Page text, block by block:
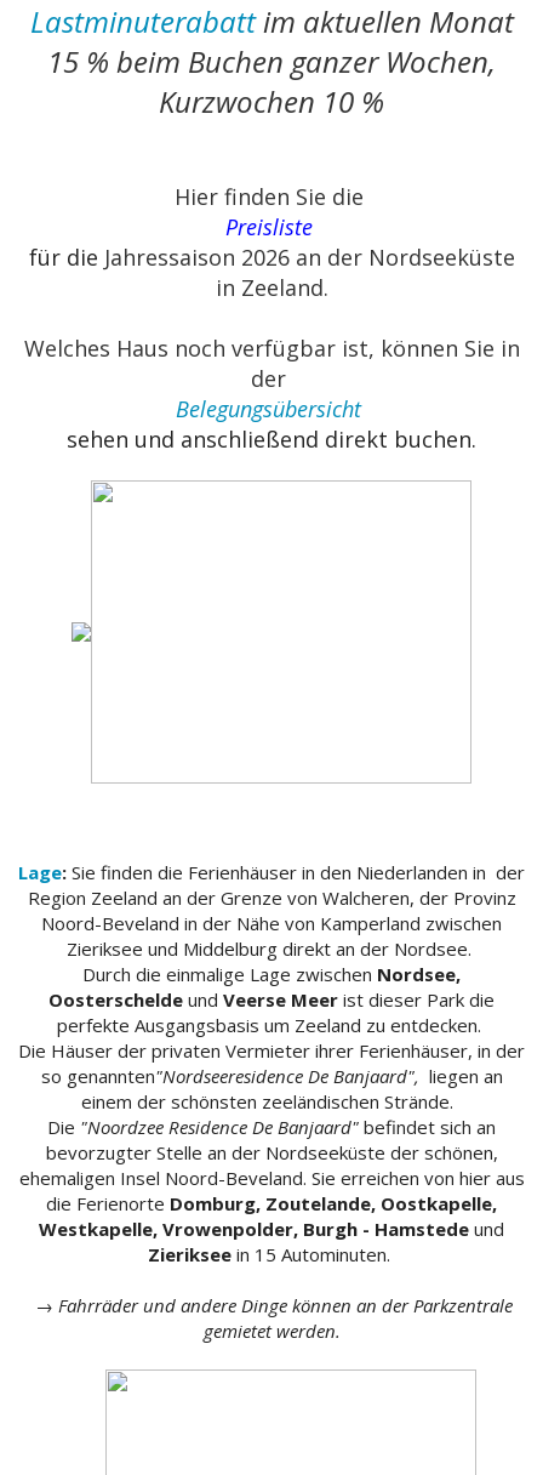
Lastminuterabattim aktuellen Monat
15 % beim Buchen ganzer Wochen,
Kurzwochen 10 %
Hier finden Sie die
Preisliste
für die Jahressaison 2026 an der Nordseeküste
in Zeeland.
Welches Haus noch verfügbar ist, können Sie in
der
Belegungsübersicht
sehen und anschließend direkt buchen.
Lage: Sie finden die Ferienhäuser in den Niederlanden in der
Region Zeeland an der Grenze von Walcheren, der Provinz
Noord-Beveland in der Nähe von Kamperland zwischen
Zieriksee und Middelburg direkt an der Nordsee.
Durch die einmalige Lage zwischen Nordsee,
Oosterschelde und Veerse Meer ist dieser Park die
perfekte Ausgangsbasis um Zeeland zu entdecken.
Die Häuser der privaten Vermieter ihrer Ferienhäuser, in der
so genannten"Nordseeresidence De Banjaard", liegen an
einem der schönsten zeeländischen Strände.
Die "Noordzee Residence De Banjaard" befindet sich an
bevorzugter Stelle an der Nordseeküste der schönen,
ehemaligen Insel Noord-Beveland. Sie erreichen von hier aus
die Ferienorte Domburg, Zoutelande, Oostkapelle,
Westkapelle, Vrowenpolder, Burgh - Hamstede und
Zieriksee in 15 Autominuten.
→ Fahrräder und andere Dinge können an der Parkzentrale
gemietet werden.